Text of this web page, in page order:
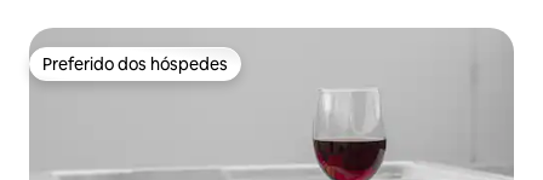
Preferido dos hóspedes
Preferido dos hóspedes